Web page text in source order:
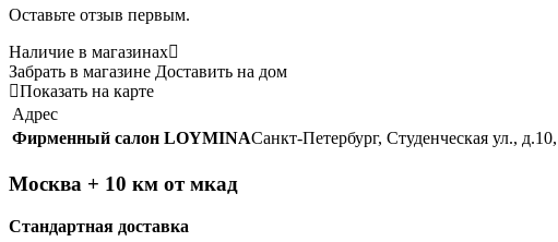
Оставьте отзыв первым.
Наличие в магазинах
Забрать в магазине Доставить на дом
Показать на карте
Адрес
Фирменный салон LOYMINAСанкт-Петербург, Студенческая ул.,
Москва + 10 км от мкад
Стандартная доставка